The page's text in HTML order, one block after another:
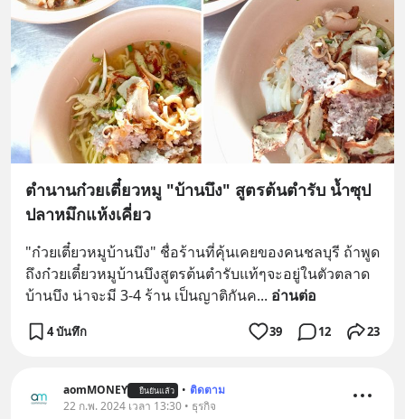
ตำนานก๋วยเตี๋ยวหมู "บ้านบึง" สูตรต้นตำรับ น้ำซุป
ปลาหมึกแห้งเคี่ยว
"ก๋วยเตี๋ยวหมูบ้านบึง" ชื่อร้านที่คุ้นเคยของคนชลบุรี ถ้าพูด
ถึงก๋วยเตี๋ยวหมูบ้านบึงสูตรต้นตำรับแท้ๆจะอยู่ในตัวตลาด
บ้านบึง น่าจะมี 3-4 ร้าน เป็นญาติกันค... อ่านต่อ
4 บันทึก 39 12 23
aomMONEY ยืนยันแล้ว • ติดตาม
22 ก.พ. 2024 เวลา 13:30 • ธุรกิจ